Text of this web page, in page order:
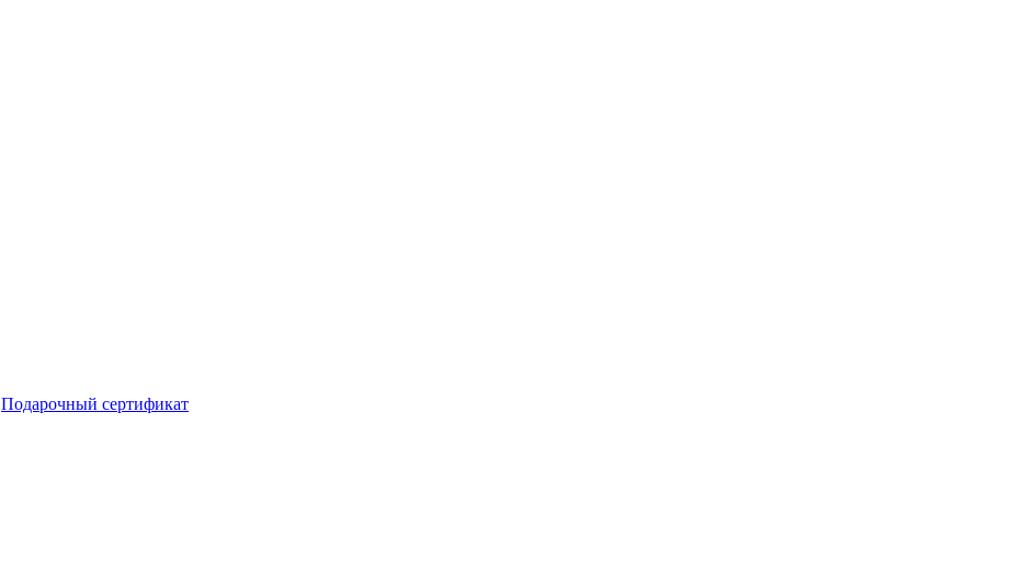
Подарочный сертификат